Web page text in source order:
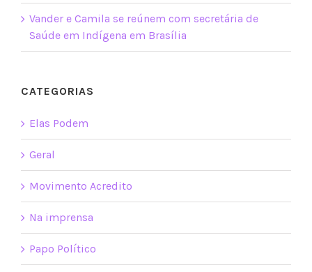
Vander e Camila se reúnem com secretária de
Saúde em Indígena em Brasília
CATEGORIAS
Elas Podem
Geral
Movimento Acredito
Na imprensa
Papo Político